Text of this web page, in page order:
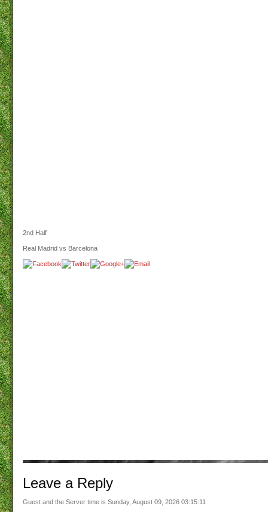
2nd Half
Real Madrid vs Barcelona
Leave a Reply
Guest and the Server time is Sunday, August 09, 2026 03:15:11